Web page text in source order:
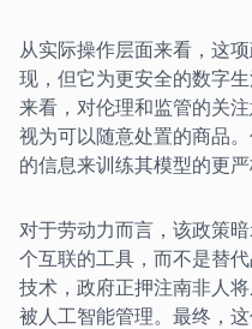
从实际操作层面来看，这
现，但它为更安全的数字
来看，对伦理和监管的关
视为可以随意处置的商品
的信息来训练其模型的更严
对于劳动力而言，该政策
个互联的工具，而不是替
技术，政府正押注南非人
被人工智能管理。最终，